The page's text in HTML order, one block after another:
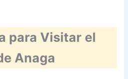
para Visitar el
Anaga